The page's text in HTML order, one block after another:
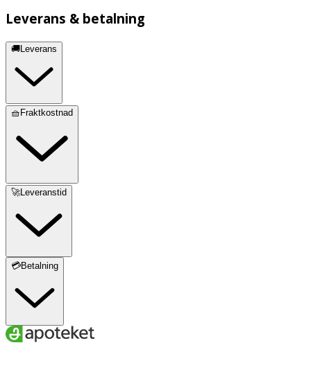
Leverans & betalning
🚚Leverans
🧺Fraktkostnad
🚀Leveranstid
💳Betalning